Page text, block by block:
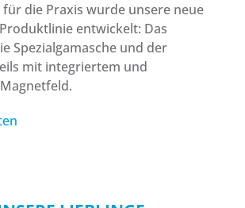
für die Praxis wurde unsere neue
entwickelt: Das
Spezialgamasche und der
mit integriertem und